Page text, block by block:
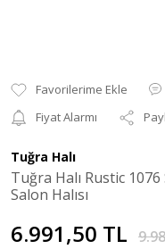
Fiyat Alarmı
Tuğra Halı
Tuğra Halı Rustic 1076
Salon Halısı
6.991,50 TL